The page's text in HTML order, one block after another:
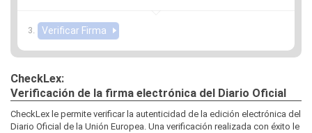
CheckLex:
Verificación de la firma electrónica del Diario Oficial
CheckLex le permite verificar la autenticidad de la edición electrónica del
Diario Oficial de la Unión Europea. Una verificación realizada con éxito le